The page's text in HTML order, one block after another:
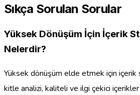
Sıkça Sorulan Sorular
Yüksek Dönüşüm İçin İçerik
Nelerdir?
Yüksek dönüşüm elde etmek için
kitle analizi, kaliteli ve ilgi çekici